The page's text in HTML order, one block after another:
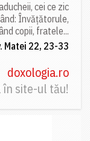
cei ce zic
Învățătorule,
copii, fratele...
Matei 22, 23-33
doxologia.ro
site-ul tău!